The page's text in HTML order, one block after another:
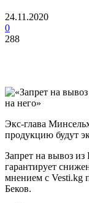
24.11.2020
0
288
Экс-глава
продукцию будут
Запрет на вывоз
гарантирует
мнением с Vesti.kg
Беков.